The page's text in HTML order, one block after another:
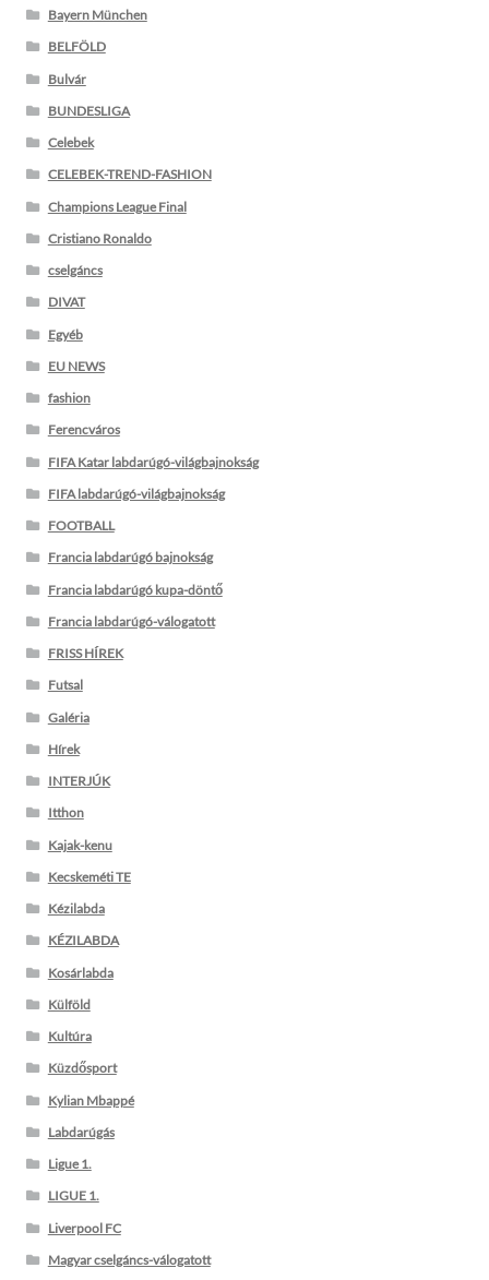
Bayern München
BELFÖLD
Bulvár
BUNDESLIGA
Celebek
CELEBEK-TREND-FASHION
Champions League Final
Cristiano Ronaldo
cselgáncs
DIVAT
Egyéb
EU NEWS
fashion
Ferencváros
FIFA Katar labdarúgó-világbajnokság
FIFA labdarúgó-világbajnokság
FOOTBALL
Francia labdarúgó bajnokság
Francia labdarúgó kupa-döntő
Francia labdarúgó-válogatott
FRISS HÍREK
Futsal
Galéria
Hírek
INTERJÚK
Itthon
Kajak-kenu
Kecskeméti TE
Kézilabda
KÉZILABDA
Kosárlabda
Külföld
Kultúra
Küzdősport
Kylian Mbappé
Labdarúgás
Ligue 1.
LIGUE 1.
Liverpool FC
Magyar cselgáncs-válogatott